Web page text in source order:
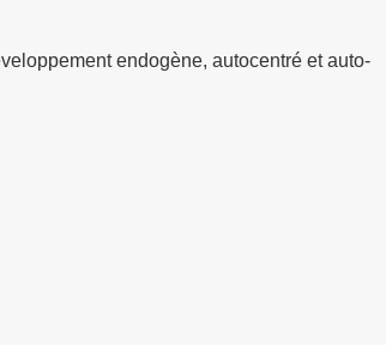
endogène, autocentré et auto-